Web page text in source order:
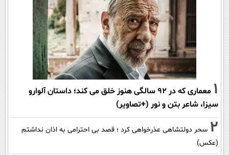
1
معماری که در 92 سالگی هنوز خلق می کند؛ داستان آلوارو
سیزا، شاعر بتن و نور (+تصاویر)
2 سحر دولتشاهی عذرخواهی کرد ؛ قصد بی احترامی به اذان نداشتم
(عکس)